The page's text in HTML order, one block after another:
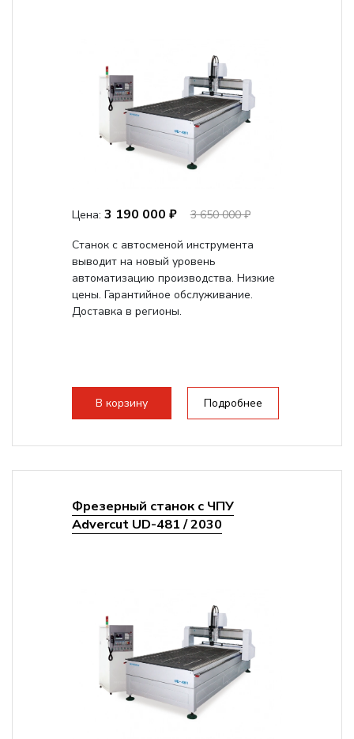
Цена: 3 190 000 ₽
3 650 000 ₽
Станок с автосменой инструмента
выводит на новый уровень
автоматизацию производства. Низкие
цены. Гарантийное обслуживание.
Доставка в регионы.
В корзину Подробнее
Фрезерный станок с ЧПУ
Advercut UD-481 / 2030